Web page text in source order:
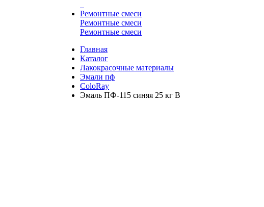
Ремонтные смеси
Ремонтные смеси
Ремонтные смеси
Главная
Каталог
Лакокрасочные материалы
Эмали пф
ColoRay
Эмаль ПФ-115 синяя 25 кг В